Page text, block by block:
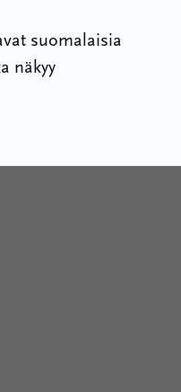
suomalaisia
näkyy